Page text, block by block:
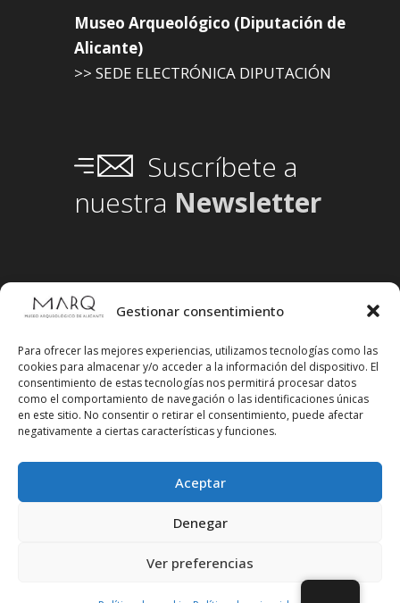
Gestionar consentimiento
Para ofrecer las mejores experiencias, utilizamos tecnologías como las
cookies para almacenar y/o acceder a la información del dispositivo. El
consentimiento de estas tecnologías nos permitirá procesar datos
como el comportamiento de navegación o las identificaciones únicas
en este sitio. No consentir o retirar el consentimiento, puede afectar
negativamente a ciertas características y funciones.
Aceptar
Denegar
Ver preferencias
Museo Arqueológico (Diputación de
Alicante)
>> SEDE ELECTRÓNICA DIPUTACIÓN
Suscríbete a
nuestra Newsletter
Síguenos en redes sociales